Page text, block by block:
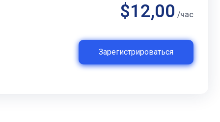
$12,00 /час
Зарегистрироваться